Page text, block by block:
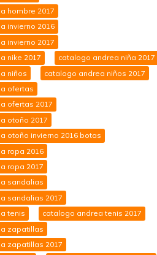
hombre 2017
invierno 2016
invierno 2017
nike 2017
catalogo andrea niña 2017
niños
catalogo andrea niños 2017
ofertas
ofertas 2017
otoño 2017
otoño invierno 2016 botas
ropa 2016
ropa 2017
sandalias
sandalias 2017
tenis
catalogo andrea tenis 2017
zapatillas
zapatillas 2017